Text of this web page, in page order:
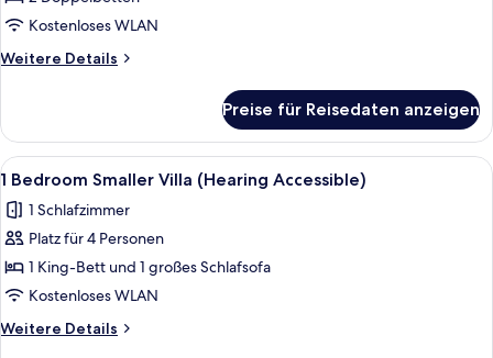
Balkon
anzeigen
Kostenloses WLAN
Weitere Details
Weitere
2 Schlafzimmer,
Balkon
Preise für Reisedaten anzeigen
Alle
Fotos
für
1
Bedroom
Smaller
Villa
(Hearing
Eine moderne Küche mit
5
1 Bedroom Smaller Villa (Hearing Accessible)
1 Schlafzimmer
Platz für 4 Personen
1 King-Bett und 1 großes Schlafsofa
Kostenloses WLAN
Weitere Details
Weitere